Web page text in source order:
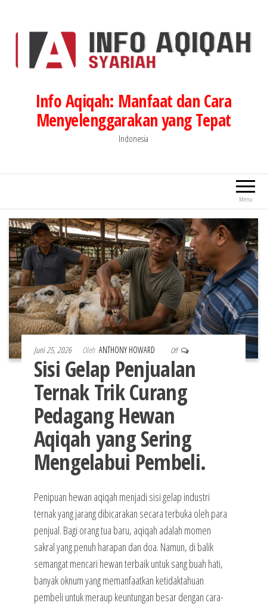
Info Aqiqah: Manfaat dan Cara
Menyelenggarakan yang Tepat
Indonesia
Menu
Juni 25, 2026 Oleh ANTHONY HOWARD Off
Sisi Gelap Penjualan
Ternak Trik Curang
Pedagang Hewan
Aqiqah yang Sering
Mengelabui Pembeli.
Penipuan hewan aqiqah menjadi sisi gelap industri
ternak yang jarang dibicarakan secara terbuka oleh para
penjual. Bagi orang tua baru, aqiqah adalah momen
sakral yang penuh harapan dan doa. Namun, di balik
semangat mencari hewan terbaik untuk sang buah hati,
banyak oknum yang memanfaatkan ketidaktahuan
pembeli untuk meraup keuntungan besar dengan cara-